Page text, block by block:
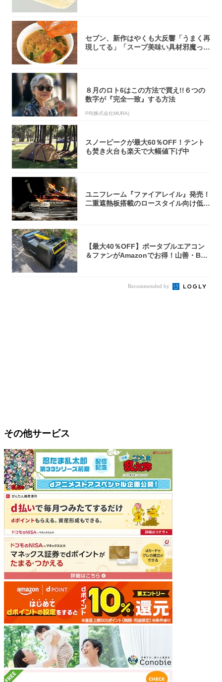
セブン、新作はやくも大反響「うまく再
現してる」「スープ美味い具材邪魔って
８月のロト6はこの方法で買え!!６つの
数字が『完全一致』する方法
PR(株式会社MURA)
スノーピークが最大60％OFF！テント
も焚き火台も楽天で大幅値下げ中
ユニフレーム『ファイアレイル』発売！
二重遮熱板搭載のロースタイル向け低型
【最大40％OFF】ポータブルエアコン
＆ファンがAmazonでお得！山善・Bo
Recommended by
その他サービス